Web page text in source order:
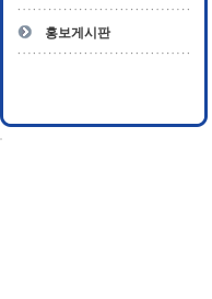
홍보게시판